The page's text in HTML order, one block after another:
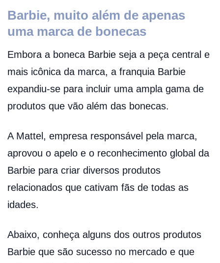
Barbie, muito além de apenas
uma marca de bonecas
Embora a boneca Barbie seja a peça central e
mais icônica da marca, a franquia Barbie
expandiu-se para incluir uma ampla gama de
produtos que vão além das bonecas.
A Mattel, empresa responsável pela marca,
aprovou o apelo e o reconhecimento global da
Barbie para criar diversos produtos
relacionados que cativam fãs de todas as
idades.
Abaixo, conheça alguns dos outros produtos
Barbie que são sucesso no mercado e que